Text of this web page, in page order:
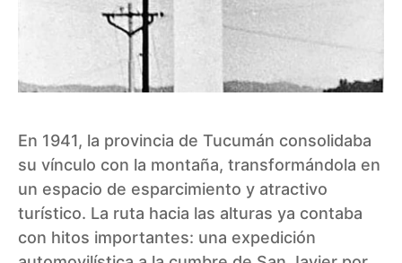
En 1941, la provincia de Tucumán consolidaba
su vínculo con la montaña, transformándola en
un espacio de esparcimiento y atractivo
turístico. La ruta hacia las alturas ya contaba
con hitos importantes: una expedición